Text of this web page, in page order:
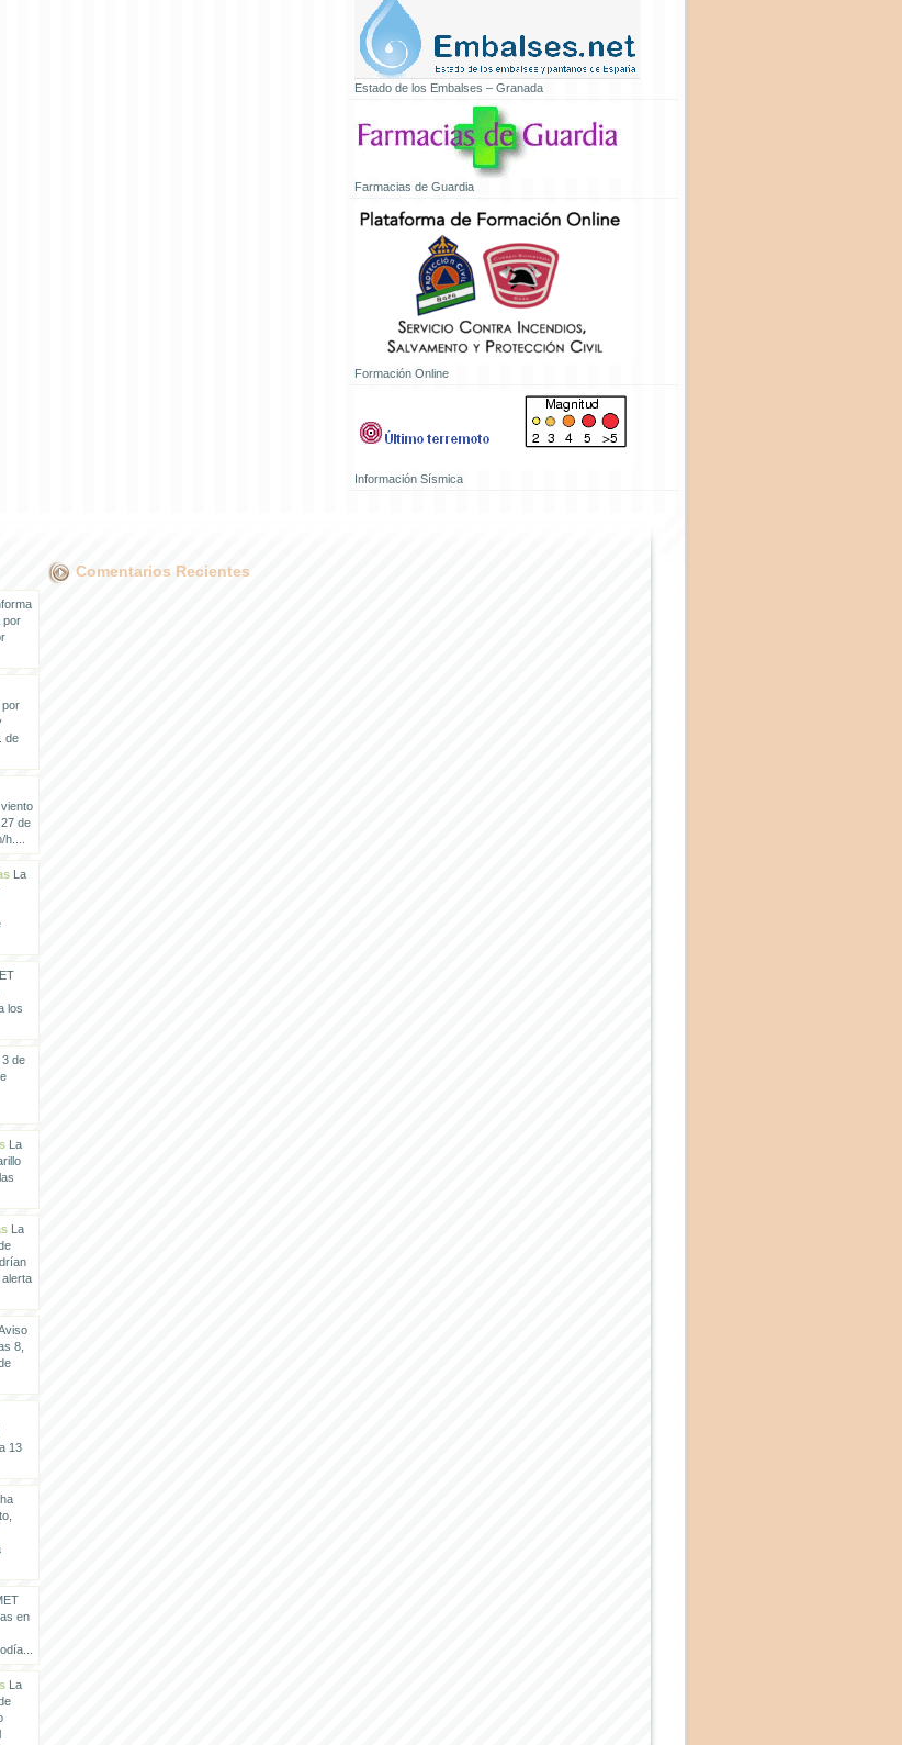
Estado de los Embalses – Granada
Farmacias de Guardia
Formación Online
Información Sísmica
por
por
de
de
La
los
de
La
La
8,
13
en
La
Comentarios Recientes